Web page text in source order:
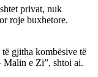
privat, nuk
roje buxhetore.
të gjitha kombësive të
Malin e Zi”, shtoi ai.